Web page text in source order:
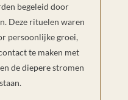
begeleid door
Deze rituelen waren
persoonlijke groei,
te maken met
de diepere stromen